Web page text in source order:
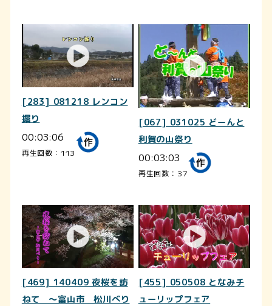
[283] 081218 レンコン
掘り
00:03:06
再生回数：113
[067] 031025 どーんと
利賀の山祭り
00:03:03
再生回数：37
[469] 140409 夜桜を訪
ねて ～富山市 松川べり
[455] 050508 となみチ
ューリップフェア